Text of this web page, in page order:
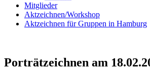
Mitglieder
Aktzeichnen/Workshop
Aktzeichnen für Gruppen in Hamburg
Porträtzeichnen am